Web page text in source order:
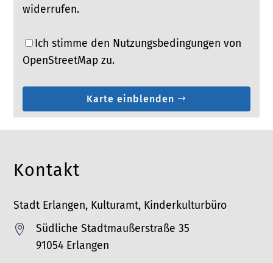
widerrufen.
Ich stimme den Nutzungsbedingungen von
OpenStreetMap zu.
Karte einblenden
Kontakt
Stadt Erlangen, Kulturamt, Kinderkulturbüro

Südliche Stadtmaußerstraße 35
91054 Erlangen